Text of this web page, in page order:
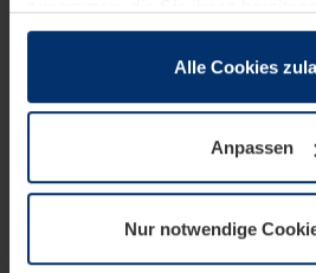
sie im Rahmen Ihrer Nutzung der
wenn diese für den Betrieb dieser
notwendig sind. Für alle anderen
wir Ihre Erlaubnis. Ihre
Datenschutzerklärungunserer
widerrufen.
Alle Cookies
Anpassen
Nur notwendige